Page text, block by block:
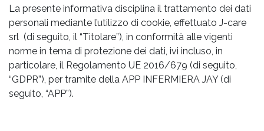
La presente informativa disciplina il trattamento dei dati
personali mediante l’utilizzo di cookie, effettuato J-care
srl (di seguito, il “Titolare”), in conformità alle vigenti
norme in tema di protezione dei dati, ivi incluso, in
particolare, il Regolamento UE 2016/679 (di seguito,
“GDPR”), per tramite della APP INFERMIERA JAY (di
seguito, “APP”).